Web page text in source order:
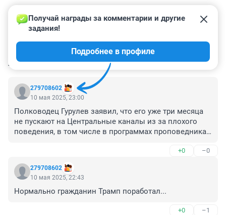
КОММЕНТАРИИ 35
279708602
Получай награды за комментарии и другие
задания!
Подробнее в профиле
10 мая 2025, 23:00
Полководец Гурулев заявил, что его уже три месяца
не пускают на Центральные каналы из за плохого
поведения, в том числе в программах проповедника
Русскому патриоту не дают нести свет истины и
выгнали из телевизора.
Кто нам теперь будет рассказывать, как мы
героически победим бездуховную Европу?!
Безобразие...
+0 –0
279708602
10 мая 2025, 22:43
Нормально гражданин Трамп поработал...
+0 –1